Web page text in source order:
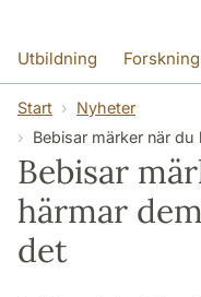
Utbildning Forskning
Personal Kontakt
Start
Nyheter
Bebisar märker när
Bebisar
härmar
det